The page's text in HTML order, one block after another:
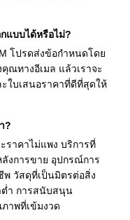
แบบได้หรือไม่?
โปรดส่งข้อกำหนดโดย
ณทางอีเมล แล้วเราจะ
ใบเสนอราคาที่ดีที่สุดให้
?
ราคาไม่แพง บริการที่
งการขาย อุปกรณ์การ
วัสดุที่เป็นมิตรต่อสิ่ง
ำ การสนับสนุน
าพที่เข้มงวด